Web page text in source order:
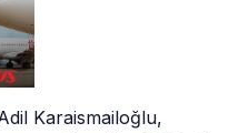
Karaismailoğlu,